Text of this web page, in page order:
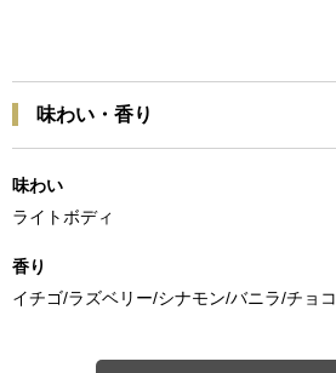
味わい・香り
味わい
ライトボディ
香り
イチゴ/ラズベリー/シナモン/バニラ/チョ